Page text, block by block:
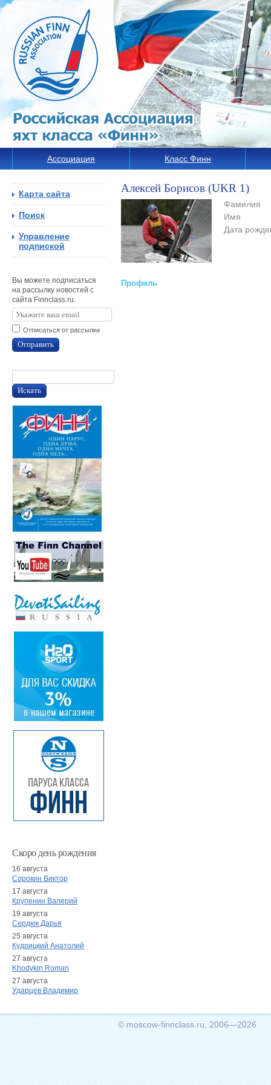
Ассоциация Класс Финн
Алексей Борисов (UKR 1)
Профиль
Фамилия
Имя
Дата
Карта сайта
Поиск
Управление
подпиской
Вы можете подписаться
на рассылку новостей с
сайта Finnclass.ru.
Отписаться от рассылки
Отправить
Искать
Скоро день рождения
16 августа
Сорокин Виктор
17 августа
Крупенин Валерий
19 августа
Сердюк Дарья
25 августа
Кудрицкий Анатолий
27 августа
Khodykin Roman
27 августа
Ударцев Владимир
© moscow-finnclass.ru, 2006—2026